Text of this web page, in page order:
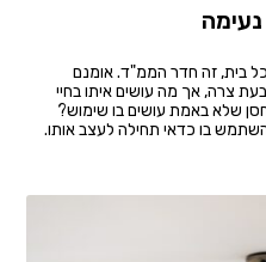
בית, זה חדר הממ"ד. אומנם
צרה, אך מה עושים איתו בחיי
שלא באמת עושים בו שימוש?
בו כדאי תחילה לעצב אותו.